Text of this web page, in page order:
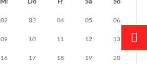
Mi Do Fr Sa So
02 03 04 05 06
09 10 11 12 13
16 17 18 19 20